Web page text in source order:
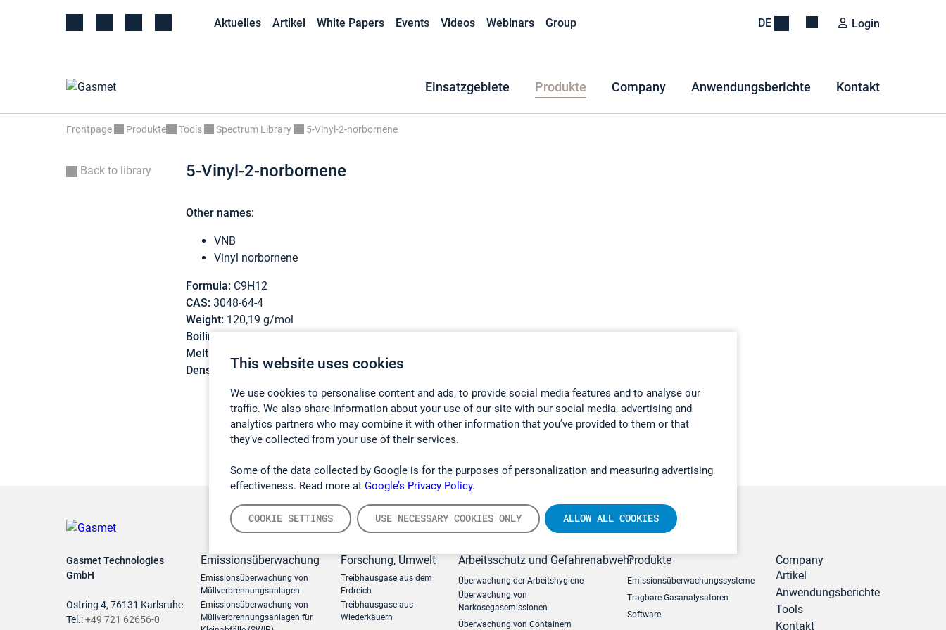
This website uses cookies
We use cookies to personalise content and ads, to provide social media features and to analyse our
traffic. We also share information about your use of our site with our social media, advertising and
analytics partners who may combine it with other information that you’ve provided to them or that
they’ve collected from your use of their services.
Some of the data collected by Google is for the purposes of personalization and measuring advertising
effectiveness. Read more at Google’s Privacy Policy.
COOKIE SETTINGS USE NECESSARY COOKIES ONLY ALLOW ALL COOKIES
Aktuelles Artikel White Papers Events Videos Webinars Group DE Login
Einsatzgebiete Produkte Company Anwendungsberichte Kontakt
Frontpage Produkte Tools Spectrum Library 5-Vinyl-2-norbornene
Back to library 5-Vinyl-2-norbornene
Other names:
VNB
Vinyl norbornene
Formula: C9H12
CAS: 3048-64-4
Weight: 120,19 g/mol
Boiling point:
Melting point:
Density:
0,841 g/cm3
Gasmet Technologies
GmbH
Ostring 4, 76131 Karlsruhe
Tel.:+49 721 62656-0
Emissionsüberwachung
Emissionsüberwachung von
Müllverbrennungsanlagen
Emissionsüberwachung von
Müllverbrennungsanlagen für
Forschung, Umwelt
Treibhausgase aus dem
Erdreich
Treibhausgase aus
Wiederkäuern
Arbeitsschutz und Gefahrenabwehr
Überwachung der Arbeitshygiene
Überwachung von
Narkosegasemissionen
Überwachung von Containern
Produkte
Emissionsüberwachungssysteme
Tragbare Gasanalysatoren
Software
Company
Artikel
Anwendungsberichte
Tools
Kontakt